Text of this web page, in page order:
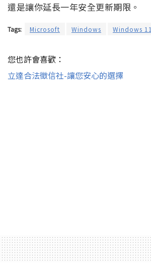
還是讓你延長一年安全更新期限。
Tags: Microsoft Windows Windows 11
您也許會喜歡：
立達合法徵信社-讓您安心的選擇